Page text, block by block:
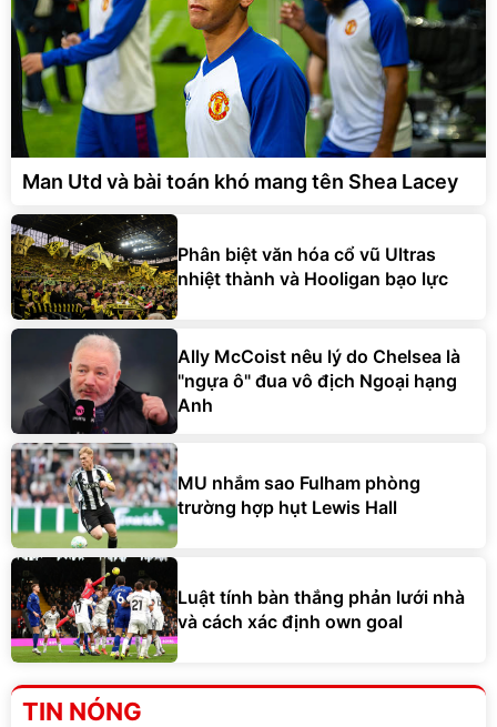
Man Utd và bài toán khó mang tên Shea Lacey
Phân biệt văn hóa cổ vũ Ultras
nhiệt thành và Hooligan bạo lực
Ally McCoist nêu lý do Chelsea là
"ngựa ô" đua vô địch Ngoại hạng
Anh
MU nhắm sao Fulham phòng
trường hợp hụt Lewis Hall
Luật tính bàn thắng phản lưới nhà
và cách xác định own goal
TIN NÓNG